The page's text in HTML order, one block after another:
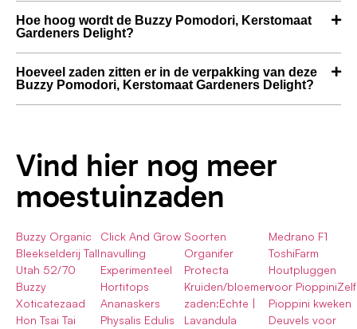
Hoe hoog wordt de Buzzy Pomodori, Kerstomaat
Gardeners Delight?
Hoeveel zaden zitten er in de verpakking van deze
Buzzy Pomodori, Kerstomaat Gardeners Delight?
Vind hier nog meer
moestuinzaden
Buzzy Organic
Bleekselderij Tall
Utah 52/70
Buzzy
Xoticatezaad
Hon Tsai Tai
Click And Grow
navulling
Experimenteel
Hortitops
Ananaskers
Physalis Edulis
Soorten
Organifer
Protecta
Kruiden/bloemen
zaden:Echte |
Lavandula
Medrano F1
ToshiFarm
Houtpluggen
voor PioppiniZelf
Pioppini kweken
Deuvels voor